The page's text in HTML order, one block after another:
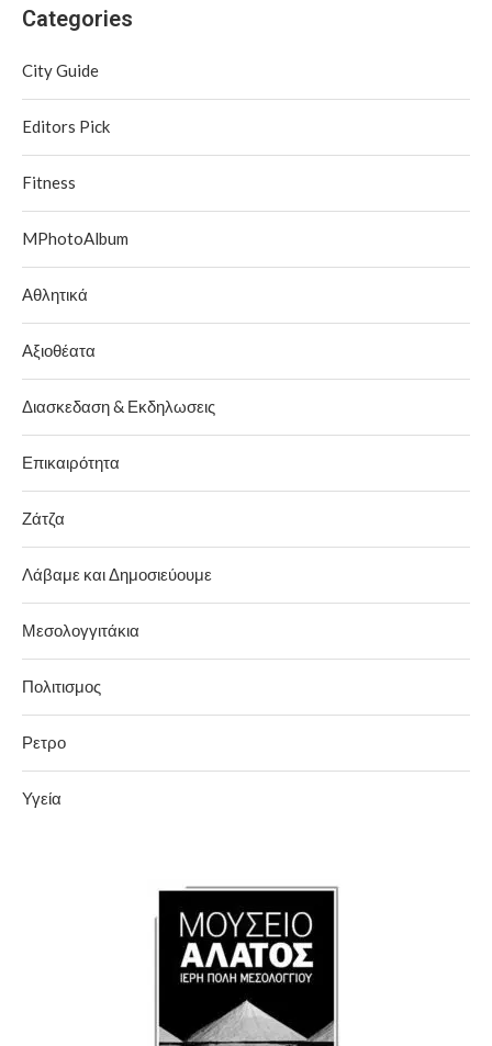
Categories
City Guide
Editors Pick
Fitness
MPhotoAlbum
Αθλητικά
Αξιοθέατα
Διασκεδαση & Εκδηλωσεις
Επικαιρότητα
Ζάτζα
Λάβαμε και Δημοσιεύουμε
Μεσολογγιτάκια
Πολιτισμος
Ρετρο
Υγεία